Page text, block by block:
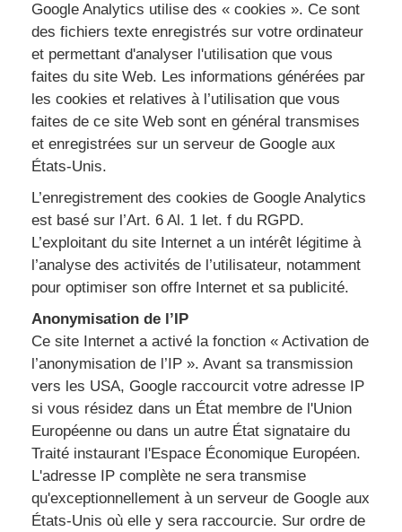
Google Analytics utilise des « cookies ». Ce sont
des fichiers texte enregistrés sur votre ordinateur
et permettant d'analyser l'utilisation que vous
faites du site Web. Les informations générées par
les cookies et relatives à l’utilisation que vous
faites de ce site Web sont en général transmises
et enregistrées sur un serveur de Google aux
États-Unis.
L’enregistrement des cookies de Google Analytics
est basé sur l’Art. 6 Al. 1 let. f du RGPD.
L’exploitant du site Internet a un intérêt légitime à
l’analyse des activités de l’utilisateur, notamment
pour optimiser son offre Internet et sa publicité.
Anonymisation de l’IP
Ce site Internet a activé la fonction « Activation de
l’anonymisation de l’IP ». Avant sa transmission
vers les USA, Google raccourcit votre adresse IP
si vous résidez dans un État membre de l'Union
Européenne ou dans un autre État signataire du
Traité instaurant l'Espace Économique Européen.
L'adresse IP complète ne sera transmise
qu'exceptionnellement à un serveur de Google aux
États-Unis où elle y sera raccourcie. Sur ordre de